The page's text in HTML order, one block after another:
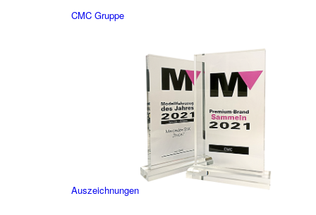
CMC Gruppe
Auszeichnungen